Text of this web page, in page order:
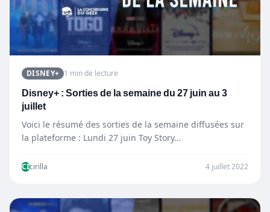
DISNEY+ 1 min de lecture
Disney+ : Sorties de la semaine du 27 juin au 3
juillet
Voici le résumé des sorties de la semaine diffusées sur
la plateforme : Lundi 27 juin Toy Story…
CIcirilla 4 juillet 2022